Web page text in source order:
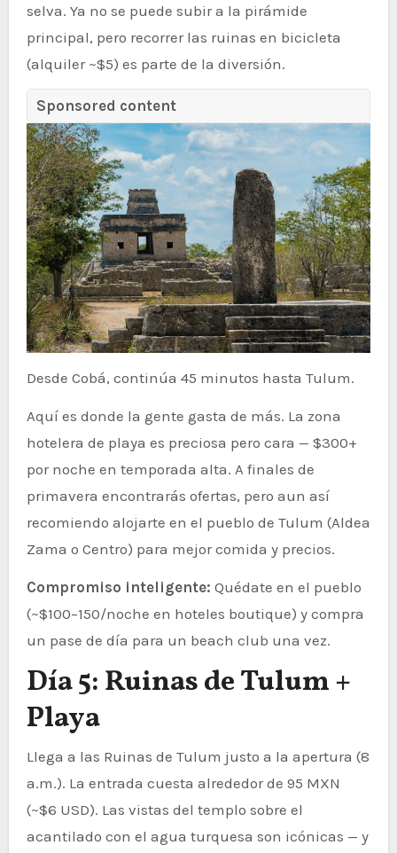
selva. Ya no se puede subir a la pirámide
principal, pero recorrer las ruinas en bicicleta
(alquiler ~$5) es parte de la diversión.
Sponsored content
Desde Cobá, continúa 45 minutos hasta Tulum.
Aquí es donde la gente gasta de más. La zona
hotelera de playa es preciosa pero cara — $300+
por noche en temporada alta. A finales de
primavera encontrarás ofertas, pero aun así
recomiendo alojarte en el pueblo de Tulum (Aldea
Zama o Centro) para mejor comida y precios.
Compromiso inteligente: Quédate en el pueblo
(~$100–150/noche en hoteles boutique) y compra
un pase de día para un beach club una vez.
Día 5: Ruinas de Tulum +
Playa
Llega a las Ruinas de Tulum justo a la apertura (8
a.m.). La entrada cuesta alrededor de 95 MXN
(~$6 USD). Las vistas del templo sobre el
acantilado con el agua turquesa son icónicas — y